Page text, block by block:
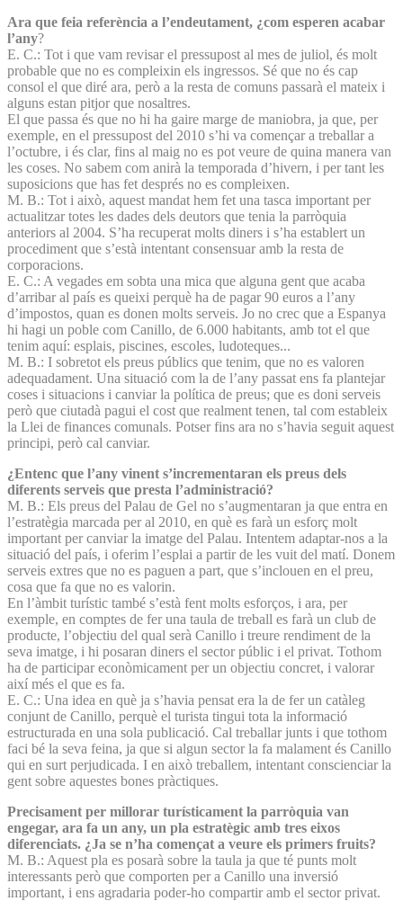
Ara que feia referència a l’endeutament, ¿com esperen acabar
l’any?
E. C.: Tot i que vam revisar el pressupost al mes de juliol, és molt
probable que no es compleixin els ingressos. Sé que no és cap
consol el que diré ara, però a la resta de comuns passarà el mateix i
alguns estan pitjor que nosaltres.
El que passa és que no hi ha gaire marge de maniobra, ja que, per
exemple, en el pressupost del 2010 s’hi va començar a treballar a
l’octubre, i és clar, fins al maig no es pot veure de quina manera van
les coses. No sabem com anirà la temporada d’hivern, i per tant les
suposicions que has fet després no es compleixen.
M. B.: Tot i això, aquest mandat hem fet una tasca important per
actualitzar totes les dades dels deutors que tenia la parròquia
anteriors al 2004. S’ha recuperat molts diners i s’ha establert un
procediment que s’està intentant consensuar amb la resta de
corporacions.
E. C.: A vegades em sobta una mica que alguna gent que acaba
d’arribar al país es queixi perquè ha de pagar 90 euros a l’any
d’impostos, quan es donen molts serveis. Jo no crec que a Espanya
hi hagi un poble com Canillo, de 6.000 habitants, amb tot el que
tenim aquí: esplais, piscines, escoles, ludoteques...
M. B.: I sobretot els preus públics que tenim, que no es valoren
adequadament. Una situació com la de l’any passat ens fa plantejar
coses i situacions i canviar la política de preus; que es doni serveis
però que ciutadà pagui el cost que realment tenen, tal com estableix
la Llei de finances comunals. Potser fins ara no s’havia seguit aquest
principi, però cal canviar.
¿Entenc que l’any vinent s’incrementaran els preus dels
diferents serveis que presta l’administració?
M. B.: Els preus del Palau de Gel no s’augmentaran ja que entra en
l’estratègia marcada per al 2010, en què es farà un esforç molt
important per canviar la imatge del Palau. Intentem adaptar-nos a la
situació del país, i oferim l’esplai a partir de les vuit del matí. Donem
serveis extres que no es paguen a part, que s’inclouen en el preu,
cosa que fa que no es valorin.
En l’àmbit turístic també s’està fent molts esforços, i ara, per
exemple, en comptes de fer una taula de treball es farà un club de
producte, l’objectiu del qual serà Canillo i treure rendiment de la
seva imatge, i hi posaran diners el sector públic i el privat. Tothom
ha de participar econòmicament per un objectiu concret, i valorar
així més el que es fa.
E. C.: Una idea en què ja s’havia pensat era la de fer un catàleg
conjunt de Canillo, perquè el turista tingui tota la informació
estructurada en una sola publicació. Cal treballar junts i que tothom
faci bé la seva feina, ja que si algun sector la fa malament és Canillo
qui en surt perjudicada. I en això treballem, intentant conscienciar la
gent sobre aquestes bones pràctiques.
Precisament per millorar turísticament la parròquia van
engegar, ara fa un any, un pla estratègic amb tres eixos
diferenciats. ¿Ja se n’ha començat a veure els primers fruits?
M. B.: Aquest pla es posarà sobre la taula ja que té punts molt
interessants però que comporten per a Canillo una inversió
important, i ens agradaria poder-ho compartir amb el sector privat.